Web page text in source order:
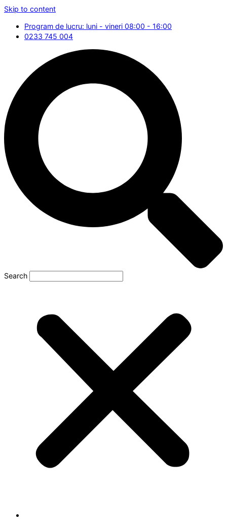
Skip to content
Program de lucru: luni - vineri 08:00 - 16:00
0233 745 004
Search